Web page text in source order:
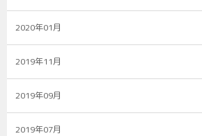
2020年01月
2019年11月
2019年09月
2019年07月